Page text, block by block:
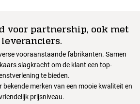
voor partnership, ook met
leveranciers.
vooraanstaande fabrikanten. Samen
slagkracht om de klant een top-
te bieden.
bekende merken van een mooie kwaliteit en
prijsniveau.